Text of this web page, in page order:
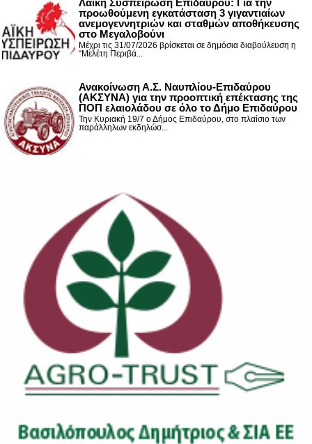
προωθούμενη εγκατάσταση 3 γιγαντιαίων
ανεμογεννητριών και σταθμών αποθήκευσης
στο Μεγαλοβούνι
Μέχρι τις 31/07/2026 βρίσκεται σε δημόσια διαβούλευση η
“Μελέτη Περιβά...
Ανακοίνωση Α.Σ. Ναυπλίου-Επιδαύρου
(ΑΚΣΥΝΑ) για την προοπτική επέκτασης της
ΠΟΠ ελαιολάδου σε όλο το Δήμο Επιδαύρου
Την Κυριακή 19/7 ο Δήμος Επιδαύρου, στο πλαίσιο των
παράλληλων εκδηλώσ...